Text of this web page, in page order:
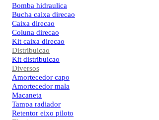
Bomba hidraulica
Bucha caixa direcao
Caixa direcao
Coluna direcao
Kit caixa direcao
Distribuicao
Kit distribuicao
Diversos
Amortecedor capo
Amortecedor mala
Macaneta
Tampa radiador
Retentor eixo piloto